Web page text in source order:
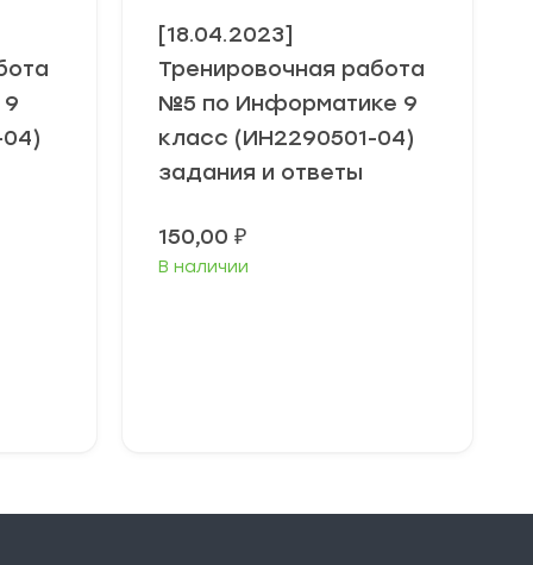
[18.04.2023]
Тренировочная работа
№5 по Информатике 9
класс (ИН2290501-04)
задания и ответы
150,00 ₽
В наличии